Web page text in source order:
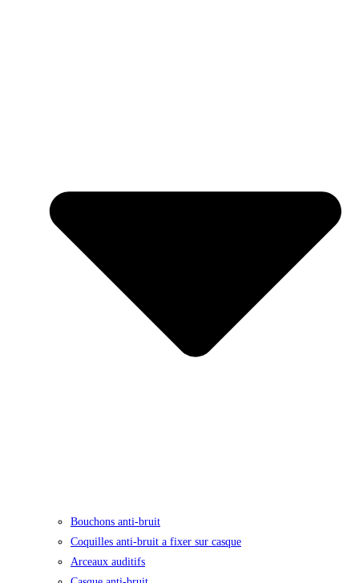
Bouchons anti-bruit
Coquilles anti-bruit a fixer sur casque
Arceaux auditifs